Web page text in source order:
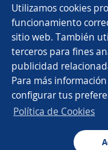
Utilizamos cookies
funcionamiento
sitio web. También
terceros para fines
publicidad
Para más
configurar tus
Política de Cookies
Comercial
Production manager
Administrativo/a
Supervisor/a de
Account manager
Buscar
CT App
Navegador